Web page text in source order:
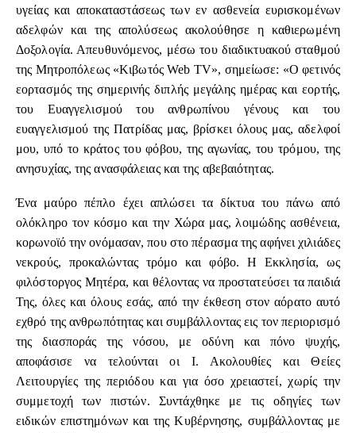
υγείας και αποκαταστάσεως των εν ασθενεία ευρισκομένων
αδελφών και της απολύσεως ακολούθησε η καθιερωμένη
Δοξολογία. Απευθυνόμενος, μέσω του διαδικτυακού σταθμού
της Μητροπόλεως «Κιβωτός Web TV», σημείωσε: «Ο φετινός
εορτασμός της σημερινής διπλής μεγάλης ημέρας και εορτής,
του Ευαγγελισμού του ανθρωπίνου γένους και του
ευαγγελισμού της Πατρίδας μας, βρίσκει όλους μας, αδελφοί
μου, υπό το κράτος του φόβου, της αγωνίας, του τρόμου, της
ανησυχίας, της ανασφάλειας και της αβεβαιότητας.
Ένα μαύρο πέπλο έχει απλώσει τα δίκτυα του πάνω από
ολόκληρο τον κόσμο και την Χώρα μας, λοιμώδης ασθένεια,
κορωνοϊό την ονόμασαν, που στο πέρασμα της αφήνει χιλιάδες
νεκρούς, προκαλώντας τρόμο και φόβο. Η Εκκλησία, ως
φιλόστοργος Μητέρα, και θέλοντας να προστατεύσει τα παιδιά
Της, όλες και όλους εσάς, από την έκθεση στον αόρατο αυτό
εχθρό της ανθρωπότητας και συμβάλλοντας εις τον περιορισμό
της διασποράς της νόσου, με οδύνη και πόνο ψυχής,
αποφάσισε να τελούνται οι Ι. Ακολουθίες και Θείες
Λειτουργίες της περιόδου και για όσο χρειαστεί, χωρίς την
συμμετοχή των πιστών. Συντάχθηκε με τις οδηγίες των
ειδικών επιστημόνων και της Κυβέρνησης, συμβάλλοντας με